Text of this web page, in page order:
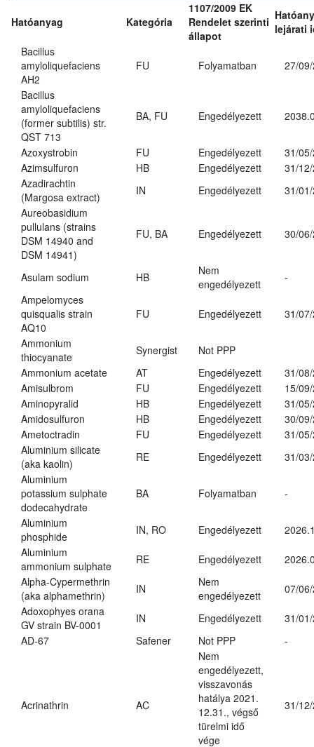
Hatóanyag Kategória
1107/2009 EK
Rendelet szerinti
állapot
lejárati
Bacillus
amyloliquefaciens
AH2
FU Folyamatban 27/
Bacillus
amyloliquefaciens
(former subtilis) str.
QST 713
BA, FU Engedélyezett
Azoxystrobin FU Engedélyezett
31/
Azimsulfuron
HB Engedélyezett
31/
Azadirachtin
(Margosa extract)
IN Engedélyezett
31/
Aureobasidium
pullulans (strains
DSM 14940 and
DSM 14941)
FU, BA Engedélyezett 30/
Asulam sodium HB
Nem
engedélyezett
-
Ampelomyces
quisqualis strain
AQ10
FU Engedélyezett 31/
Ammonium
thiocyanate
Synergist
Not PPP
Ammonium acetate
AT Engedélyezett
31/
Amisulbrom
FU Engedélyezett
15/
Aminopyralid
HB Engedélyezett
31/
Amidosulfuron
HB Engedélyezett
30/
Ametoctradin
FU Engedélyezett
31/
Aluminium silicate
(aka kaolin)
RE Engedélyezett
31/
Aluminium
potassium sulphate
dodecahydrate
BA Folyamatban -
Aluminium
phosphide
IN, RO Engedélyezett
Aluminium
ammonium sulphate
RE Engedélyezett
Alpha-Cypermethrin
(aka alphamethrin)
IN
Nem
engedélyezett
07/
Adoxophyes orana
GV strain BV-0001
IN Engedélyezett
31/
AD-67
Safener Not PPP -
Acrinathrin AC
Nem
engedélyezett,
visszavonás
hatálya 2021.
12.31., végső
türelmi idő
vége
31/